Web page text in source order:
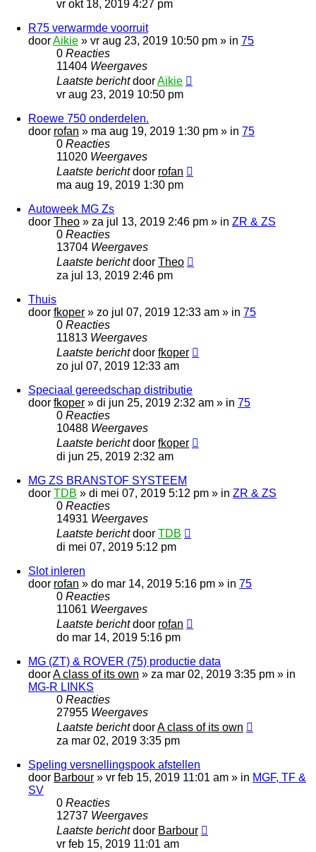
vr okt 18, 2019 4:27 pm
R75 verwarmde voorruit
doorAikie » vr aug 23, 2019 10:50 pm » in 75
0 Reacties
11404 Weergaves
Laatste berichtdoorAikie
vr aug 23, 2019 10:50 pm
Roewe 750 onderdelen.
door rofan » ma aug 19, 2019 1:30 pm » in 75
0 Reacties
11020 Weergaves
Laatste berichtdoor rofan
ma aug 19, 2019 1:30 pm
Autoweek MG Zs
door Theo » za jul 13, 2019 2:46 pm » in ZR & ZS
0 Reacties
13704 Weergaves
Laatste berichtdoor Theo
za jul 13, 2019 2:46 pm
Thuis
door fkoper » zo jul 07, 2019 12:33 am » in 75
0 Reacties
11813 Weergaves
Laatste berichtdoor fkoper
zo jul 07, 2019 12:33 am
Speciaal gereedschap distributie
door fkoper » di jun 25, 2019 2:32 am » in 75
0 Reacties
10488 Weergaves
Laatste berichtdoor fkoper
di jun 25, 2019 2:32 am
MG ZS BRANSTOF SYSTEEM
door TDB » di mei 07, 2019 5:12 pm » in ZR & ZS
0 Reacties
14931 Weergaves
Laatste berichtdoor TDB
di mei 07, 2019 5:12 pm
Slot inleren
door rofan » do mar 14, 2019 5:16 pm » in 75
0 Reacties
11061 Weergaves
Laatste berichtdoor rofan
do mar 14, 2019 5:16 pm
MG (ZT) & ROVER (75) productie data
doorA class of its own » za mar 02, 2019 3:35 pm » in
MG-R LINKS
0 Reacties
27955 Weergaves
Laatste berichtdoorA class of its own
za mar 02, 2019 3:35 pm
Speling versnellingspook afstellen
door Barbour » vr feb 15, 2019 11:01 am » in MGF, TF &
SV
0 Reacties
12737 Weergaves
Laatste berichtdoor Barbour
vr feb 15, 2019 11:01 am